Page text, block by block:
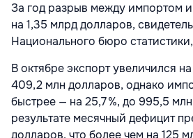
За год разрыв между импортом
на 1,35 млрд долларов,
Национального бюро
В октябре экспорт увеличился
409,2 млн долларов, однако
быстрее — на 25,7 %, до 995,5
результате месячный дефицит